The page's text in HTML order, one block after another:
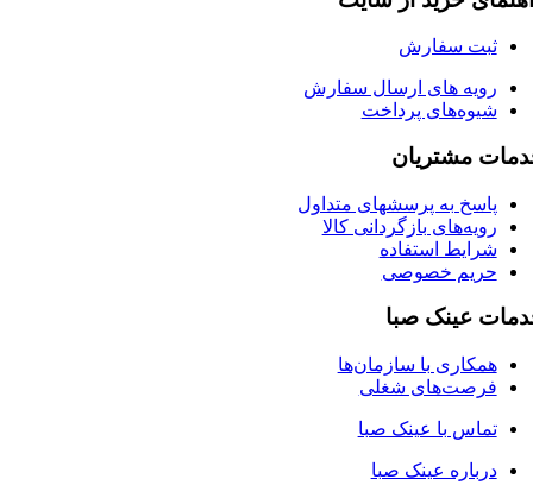
ثبت سفارش
رویه های ارسال سفارش
شیوه‌های پرداخت
مشتریان
پاسخ به پرسشهای متداول
رویه‌های بازگردانی کالا
شرایط استفاده
حریم خصوصی
عینک صبا
همکاری با سازمان‌ها
فرصت‌های شغلی
تماس با عینک صبا
درباره عینک صبا